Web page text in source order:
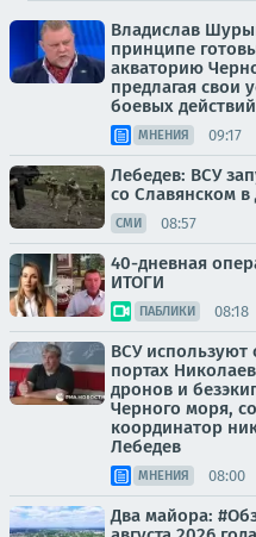
Владислав
принципе
акваторию
предлагая свои
боевых
МНЕНИЯ 09:17
Лебедев: ВСУ
со Славянском
СМИ 08:57
40-дневная
ИТОГИ
ПАБЛИКИ 08:18
ВСУ используют
портах
дронов и
Черного моря,
координатор
Лебедев
МНЕНИЯ 08:00
Два майора: